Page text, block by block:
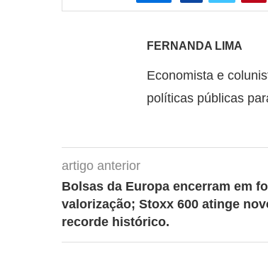
FERNANDA LIMA
Economista e
políticas públicas
artigo anterior
Bolsas da Europa encerram em
valorização; Stoxx 600 atinge
recorde histórico.